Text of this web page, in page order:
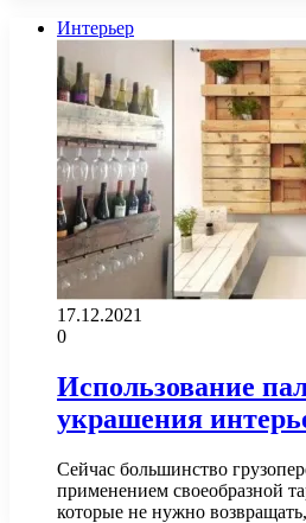
Интерьер
17.12.2021
0
Использование
украшения
Сейчас большинство
применением своеобразной
которые не нужно